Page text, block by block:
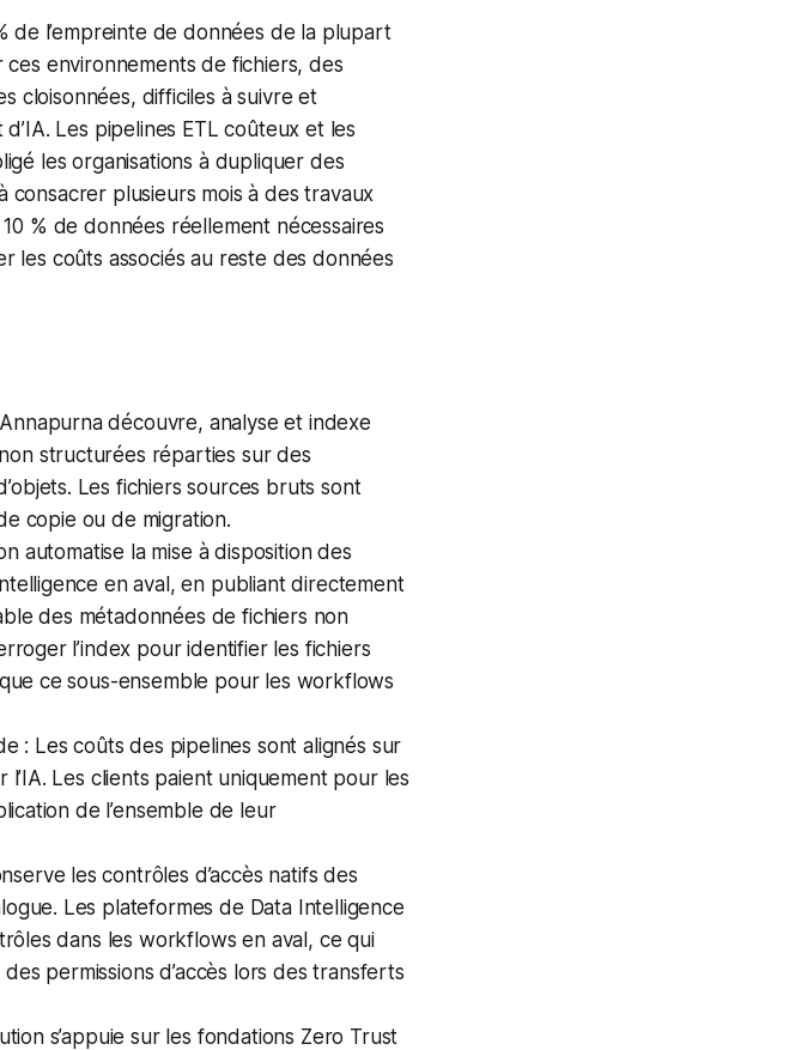
de l’empreinte de données de la plupart
environnements de fichiers, des
cloisonnées, difficiles à suivre et
Les pipelines ETL coûteux et les
les organisations à dupliquer des
consacrer plusieurs mois à des travaux
% de données réellement nécessaires
les coûts associés au reste des données
découvre, analyse et indexe
structurées réparties sur des
Les fichiers sources bruts sont
copie ou de migration.
automatise la mise à disposition des
en aval, en publiant directement
des métadonnées de fichiers non
l’index pour identifier les fichiers
ce sous-ensemble pour les workflows
: Les coûts des pipelines sont alignés sur
Les clients paient uniquement pour les
de l’ensemble de leur
les contrôles d’accès natifs des
Les plateformes de Data Intelligence
dans les workflows en aval, ce qui
permissions d’accès lors des transferts
s’appuie sur les fondations Zero Trust